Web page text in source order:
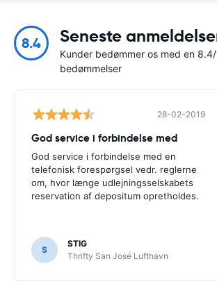
8.4 Seneste
Kunder bedømmer os med en
bedømmelser
28-02-2019
God service i forbindelse med
God service i forbindelse med en
telefonisk forespørgsel vedr. reglerne
om, hvor længe udlejningsselskabets
reservation af depositum opretholdes.
S
STIG
Thrifty San José Lufthavn